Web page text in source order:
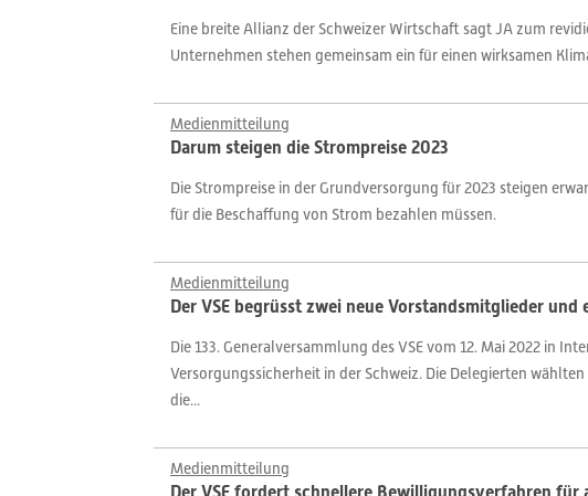
Eine breite Allianz der Schweizer Wirtschaft sagt JA zum
Unternehmen stehen gemeinsam ein für einen wirksamen
Medienmitteilung
Darum steigen die Strompreise 2023
Die Strompreise in der Grundversorgung für 2023 steigen
für die Beschaffung von Strom bezahlen müssen.
Medienmitteilung
Der VSE begrüsst zwei neue Vorstandsmitglieder
Die 133. Generalversammlung des VSE vom 12. Mai 2022 in
Versorgungssicherheit in der Schweiz. Die Delegierten
die...
Medienmitteilung